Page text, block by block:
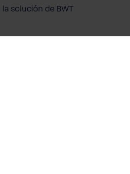
A la cesta
solución de BWT